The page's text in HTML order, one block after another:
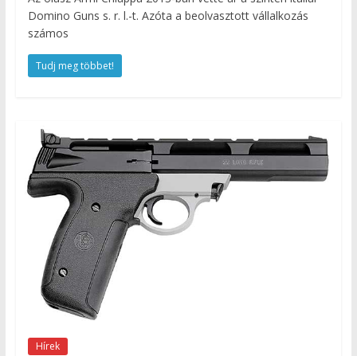
Domino Guns s. r. l.-t. Azóta a beolvasztott vállalkozás
számos
Tudj meg többet!
Hírek